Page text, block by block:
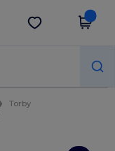
Pobierz app
Torby